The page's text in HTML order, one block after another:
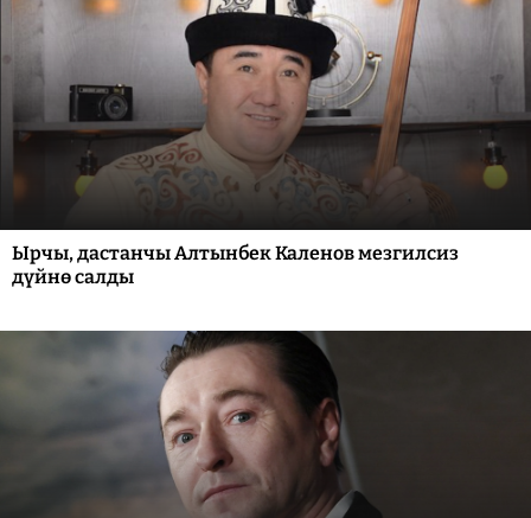
Ырчы, дастанчы Алтынбек Каленов мезгилсиз
дүйнө салды